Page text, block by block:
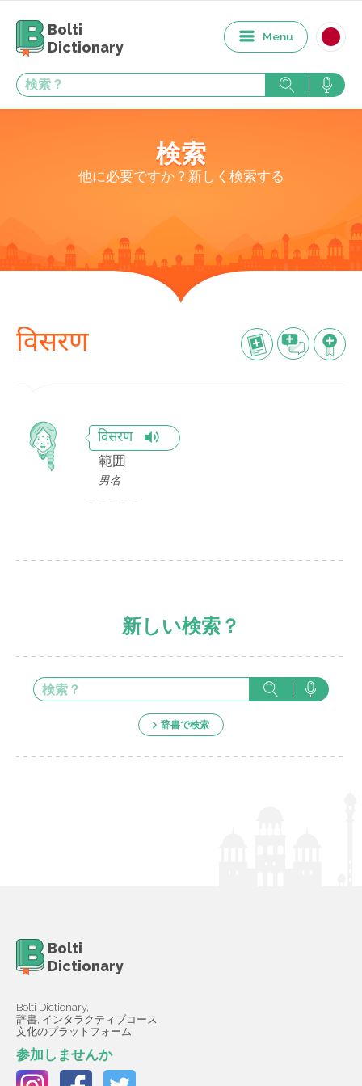
Bolti
Dictionary
Menu
検索
他に必要ですか？新しく検索する
विसरण
विसरण
範囲
男名
新しい検索？
辞書で検索
Bolti
Dictionary
Bolti Dictionary,
辞書, インタラクティブコース
文化のプラットフォーム
参加しませんか